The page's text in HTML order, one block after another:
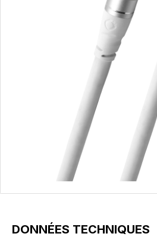
DONNÉES TECHNIQUES